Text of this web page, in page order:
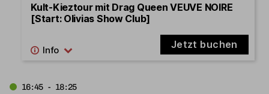
Kult-Kieztour mit Drag Queen VEUVE NOIRE
[Start: Olivias Show Club]
Jetzt buchen
16:45 - 18:25